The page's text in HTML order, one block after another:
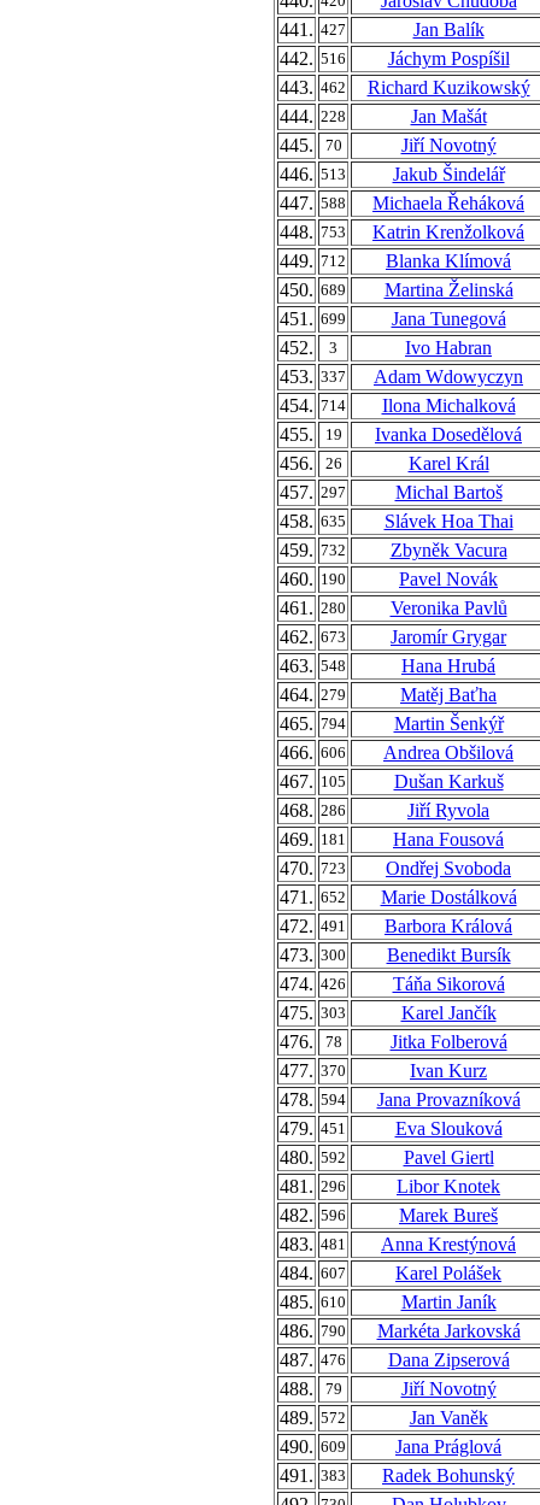
441. 427
Jan Balík
442. 516
Jáchym Pospíšil
443. 462
Richard Kuzikowský
444. 228
Jan Mašát
445.
70
Jiří Novotný
446. 513
Jakub Šindelář
447. 588
Michaela Řeháková
448. 753
Katrin Krenžolková
449. 712
Blanka Klímová
450. 689
Martina Želinská
451. 699
Jana Tunegová
452.
3
Ivo Habran
453. 337
Adam Wdowyczyn
454. 714
Ilona Michalková
455.
19
Ivanka Dosedělová
456.
26
Karel Král
457. 297
Michal Bartoš
458. 635
Slávek Hoa Thai
459. 732
Zbyněk Vacura
460. 190
Pavel Novák
461. 280
Veronika Pavlů
462. 673
Jaromír Grygar
463. 548
Hana Hrubá
464. 279
Matěj Baťha
465. 794
Martin Šenkýř
466. 606
Andrea Obšilová
467. 105
Dušan Karkuš
468. 286
Jiří Ryvola
469. 181
Hana Fousová
470. 723
Ondřej Svoboda
471. 652
Marie Dostálková
472. 491
Barbora Králová
473. 300
Benedikt Bursík
474. 426
Táňa Sikorová
475. 303
Karel Jančík
476.
78
Jitka Folberová
477. 370
Ivan Kurz
478. 594
Jana Provazníková
479. 451
Eva Slouková
480. 592
Pavel Giertl
481. 296
Libor Knotek
482. 596
Marek Bureš
483. 481
Anna Krestýnová
484. 607
Karel Polášek
485. 610
Martin Janík
486. 790
Markéta Jarkovská
487. 476
Dana Zipserová
488.
79
Jiří Novotný
489. 572
Jan Vaněk
490. 609
Jana Práglová
491. 383
Radek Bohunský